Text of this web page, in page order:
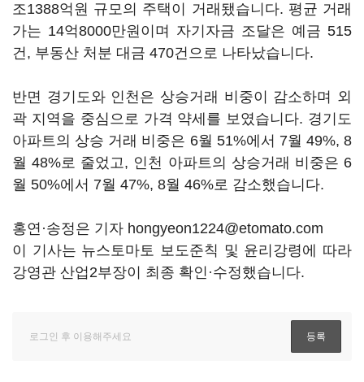
조1388억원 규모의 주택이 거래됐습니다. 평균 거래
가는 14억8000만원이며 자기자금 조달은 예금 515
건, 부동산 처분 대금 470건으로 나타났습니다.
반면 경기도와 인천은 상승거래 비중이 감소하며 외
곽 지역을 중심으로 가격 약세를 보였습니다. 경기도
아파트의 상승 거래 비중은 6월 51%에서 7월 49%, 8
월 48%로 줄었고, 인천 아파트의 상승거래 비중은 6
월 50%에서 7월 47%, 8월 46%로 감소했습니다.
홍연·송정은 기자 hongyeon1224@etomato.com
이 기사는 뉴스토마토 보도준칙 및 윤리강령에 따라
강영관 산업2부장이 최종 확인·수정했습니다.